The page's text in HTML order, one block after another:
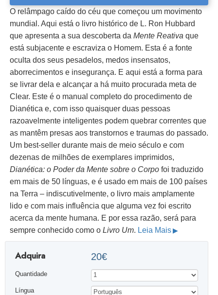
O relâmpago caído do céu que começou um movimento
mundial. Aqui está o livro histórico de L. Ron Hubbard
que apresenta a sua descoberta da Mente Reativa que
está subjacente e escraviza o Homem. Esta é a fonte
oculta dos seus pesadelos, medos insensatos,
aborrecimentos e insegurança. E aqui está a forma para
se livrar dela e alcançar a há muito procurada meta de
Clear. Este é o manual completo do procedimento de
Dianética e, com isso quaisquer duas pessoas
razoavelmente inteligentes podem quebrar correntes que
as mantêm presas aos transtornos e traumas do passado.
Um best-seller durante mais de meio século e com
dezenas de milhões de exemplares imprimidos,
Dianética: o Poder da Mente sobre o Corpo foi traduzido
em mais de 50 línguas, e é usado em mais de 100 países
na Terra – indiscutivelmente, o livro mais amplamente
lido e com mais influência que alguma vez foi escrito
acerca da mente humana. E por essa razão, será para
sempre conhecido como o Livro Um. Leia Mais
Adquira 20€
Quantidade
Língua